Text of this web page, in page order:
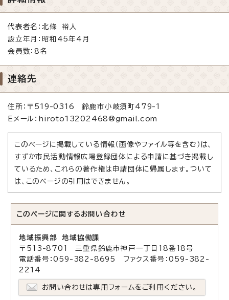
代表者名：北條 裕人
設立年月：昭和45年4月
会員数：8名
連絡先
住所：〒519-0316 鈴鹿市小岐須町479-1
Eメール：hiroto13202468@gmail.com
このページに掲載している情報（画像やファイル等を含む）は、
すずか市民活動情報広場登録団体による申請に基づき掲載し
ているため、これらの著作権は申請団体に帰属します。ついて
は、このページの引用はできません。
このページに関する お問い合わせ
地域振興部 地域協働課
〒513-8701 三重県鈴鹿市神戸一丁目18番18号
電話番号：059-382-8695 ファクス番号：059-382-
2214
お問い合わせは専用フォームをご利用ください。